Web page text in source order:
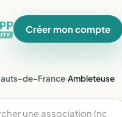
Créer mon compte
de-France›Ambleteuse